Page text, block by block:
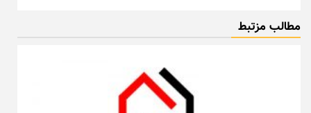
مطالب مزتبط